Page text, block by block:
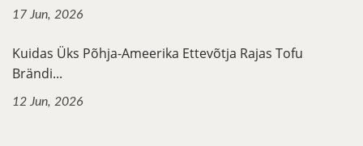
17 Jun, 2026
Kuidas Üks Põhja-Ameerika Ettevõtja Rajas Tofu
Brändi...
12 Jun, 2026